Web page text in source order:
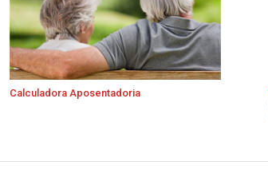
Calculadora Aposentadoria